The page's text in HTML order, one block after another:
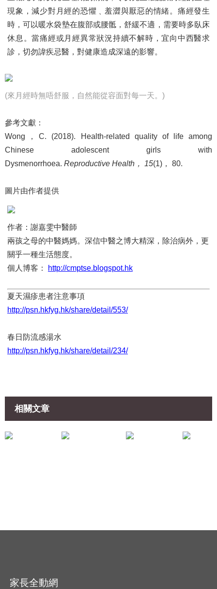
現象，減少對月經的恐懼﹑羞澀與厭惡的情緒。痛經發生
時，可以暖水袋墊在腹部或腰骶，舒緩不適，需要時多臥床
休息。當痛經或月經異常狀況持續不解時，宜向中西醫求
診，切勿諱疾忌醫，對健康造成深遠的影響。
(來月經時無唔舒服，自然能從容面對每一天。)
參考文獻：
Wong，C. (2018). Health-related quality of life among
Chinese adolescent girls with
Dysmenorrhoea. Reproductive Health ， 15(1)， 80.
圖片由作者提供
作者：謝嘉雯中醫師
兩孩之母的中醫媽媽。深信中醫之博大精深，除治病外，更
關乎一種生活態度。
個人博客：
http://cmptse.blogspot.hk
夏天濕疹患者注意事項
http://psn.hkfyg.hk/share/detail/553/
春日防流感湯水
http://psn.hkfyg.hk/share/detail/234/
相關文章
爸媽分享
家長全動網